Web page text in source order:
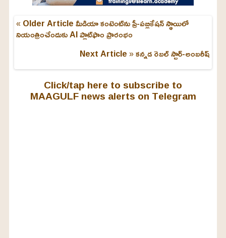
« Older Articleమీడియా కంటెంట్‌ను ప్రీ-పబ్లికేషన్ స్థాయిలో
నియంత్రించేందుకు AI ప్లాట్‌ఫాం ప్రారంభం
Next Article »కన్నడ రెబల్ స్టార్-అంబరీష్
Click/tap here to subscribe to
MAAGULF news alerts on Telegram